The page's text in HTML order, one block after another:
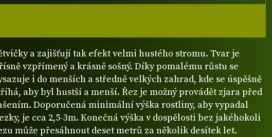
a zajišťují tak efekt velmi hustého stromu. Tvar je
vzpřímený a krásně sošný. Díky pomalému růstu se
i do menších a středně velkých zahrad, kde se úspěšně
aby byl hustší a menší. Řez je možný provádět zjara před
Doporučená minimální výška rostliny, aby vypadal
je cca 2,5-3m. Konečná výška v dospělosti bez jakéhokoli
může přesáhnout deset metrů za několik desítek let.